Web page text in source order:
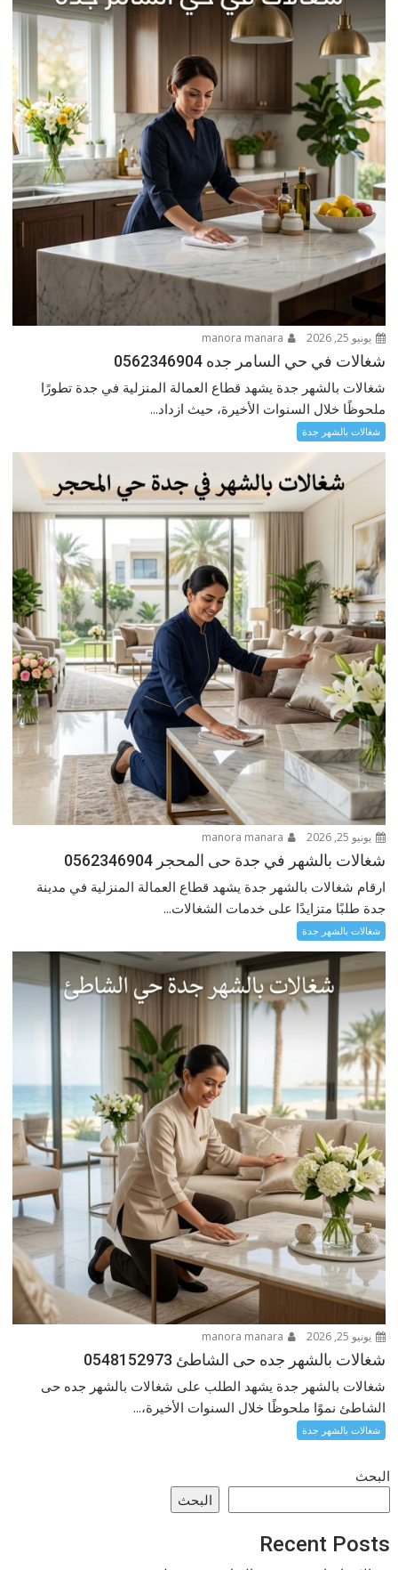
يونيو 25, 2026
شغالات في حي السامر جده 0562346904
شغالات بالشهر جدة يشهد قطاع العمالة المنزلية في جدة تطورًا
ملحوظًا خلال السنوات الأخيرة، حيث ازداد...
شغالات بالشهر جدة
يونيو 25, 2026
شغالات بالشهر في جدة حى المحجر 0562346904
ارقام شغالات بالشهر جدة يشهد قطاع العمالة المنزلية في مدينة
جدة طلبًا متزايدًا على خدمات الشغالات...
شغالات بالشهر جدة
يونيو 25, 2026
شغالات بالشهر جده حى الشاطئ 0548152973
شغالات بالشهر جدة يشهد الطلب على شغالات بالشهر جده حى
الشاطئ نموًا ملحوظًا خلال السنوات الأخيرة،...
شغالات بالشهر جدة
البحث
البحث
Recent Posts